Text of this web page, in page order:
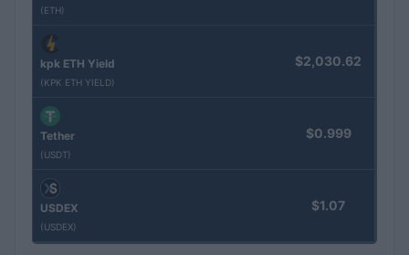
(ETH)
kpk ETH Yield
(KPK ETH YIELD)
$2,030.62
Tether
(USDT)
$0.999
USDEX
(USDEX)
$1.07